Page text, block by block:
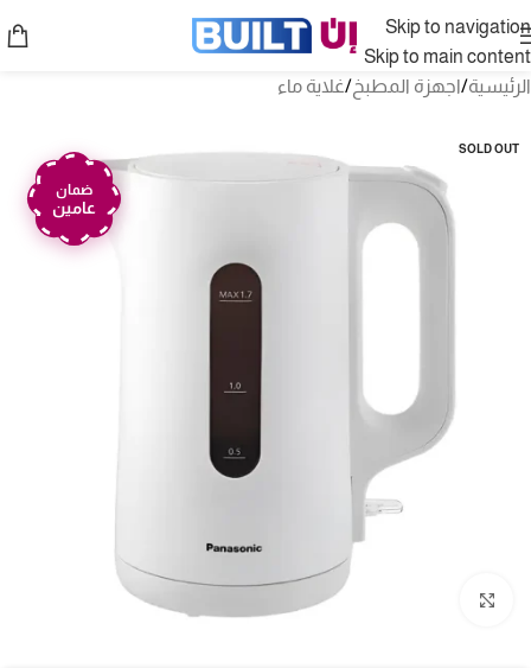
Skip to navigation
Skip to main content
الرئيسية/اجهزة المطبخ/غلاية ماء
SOLD OUT
ضمان
عامين